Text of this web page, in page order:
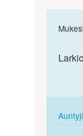
AuntyjiIn